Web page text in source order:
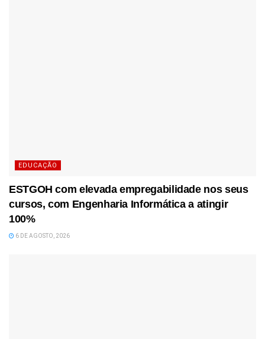
EDUCAÇÃO
ESTGOH com elevada empregabilidade nos seus
cursos, com Engenharia Informática a atingir
100%
6 DE AGOSTO, 2026